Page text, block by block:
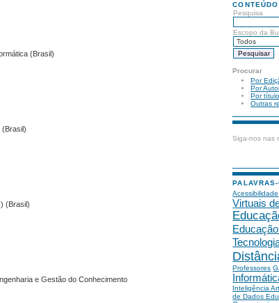
Pesquisa
Escopo da
Procurar
Por
Por
Por título
Outras
Siga-nos nas
Acessibilidade
Virtuais
Professores
Inteligência
de Dados
(Brasil)
(Brasil)
(Brasil)
e Gestão do Conhecimento